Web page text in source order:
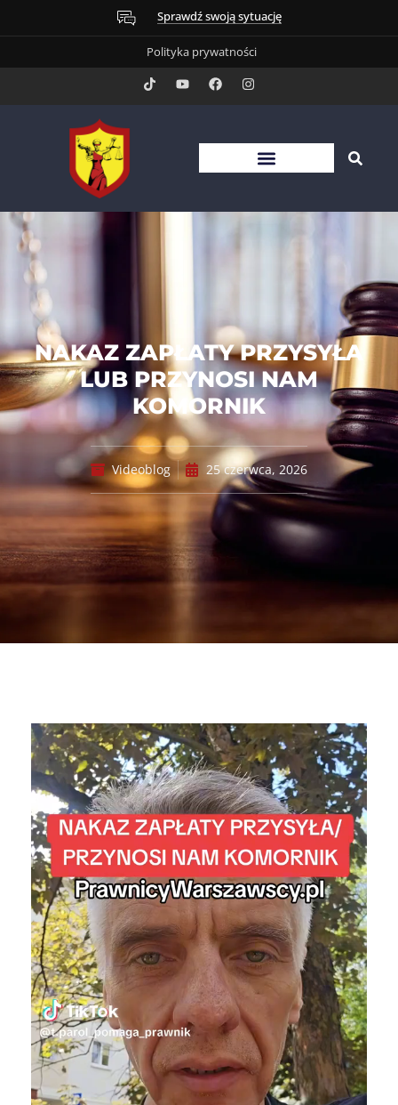
Sprawdź swoją sytuację
Polityka prywatności
NAKAZ ZAPŁATY PRZYSYŁA
LUB PRZYNOSI NAM
KOMORNIK
Videoblog 25 czerwca, 2026